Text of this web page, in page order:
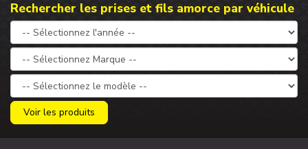
Rechercher les prises et fils amorce par véhicule
Voir les produits